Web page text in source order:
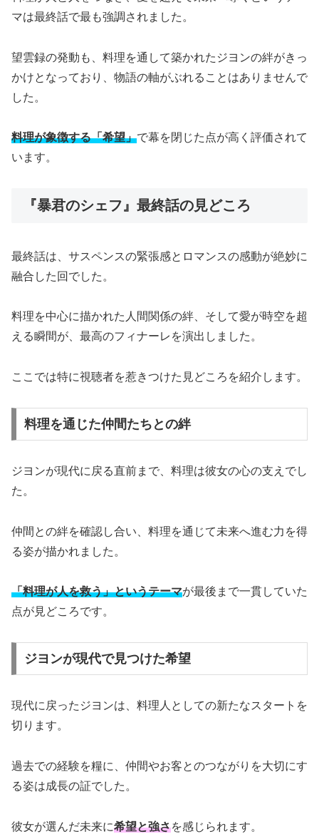
マは最終話で最も強調されました。
望雲録の発動も、料理を通して築かれたジヨンの絆がきっ
かけとなっており、物語の軸がぶれることはありませんで
した。
料理が象徴する「希望」で幕を閉じた点が高く評価されて
います。
『暴君のシェフ』最終話の見どころ
最終話は、サスペンスの緊張感とロマンスの感動が絶妙に
融合した回でした。
料理を中心に描かれた人間関係の絆、そして愛が時空を超
える瞬間が、最高のフィナーレを演出しました。
ここでは特に視聴者を惹きつけた見どころを紹介します。
料理を通じた仲間たちとの絆
ジヨンが現代に戻る直前まで、料理は彼女の心の支えでし
た。
仲間との絆を確認し合い、料理を通じて未来へ進む力を得
る姿が描かれました。
「料理が人を救う」というテーマが最後まで一貫していた
点が見どころです。
ジヨンが現代で見つけた希望
現代に戻ったジヨンは、料理人としての新たなスタートを
切ります。
過去での経験を糧に、仲間やお客とのつながりを大切にす
る姿は成長の証でした。
彼女が選んだ未来に希望と強さを感じられます。